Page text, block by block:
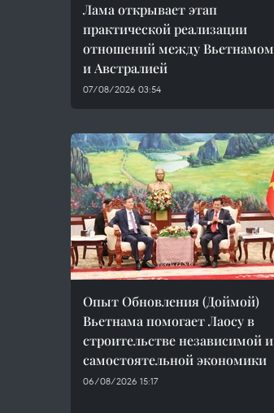
Лама открывает этап
практической реализации
отношений между Вьетнамом
и Австралией
07/08/2026 03:54
Опыт Обновления (Доймой)
Вьетнама помогает Лаосу в
строительстве независимой и
самостоятельной экономики
06/08/2026 15:17